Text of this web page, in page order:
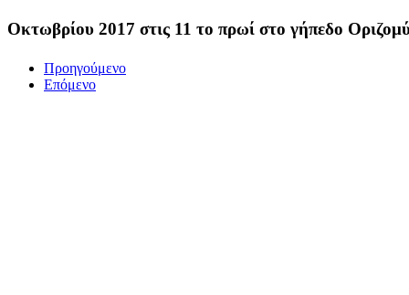
Οκτωβρίου 2017 στις 11 το πρωί στο γήπεδο
Προηγούμενο
Επόμενο